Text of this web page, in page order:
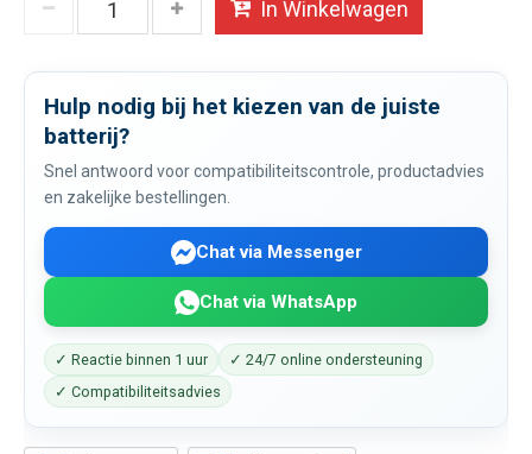
In Winkelwagen
Hulp nodig bij het kiezen van de juiste
batterij?
Snel antwoord voor compatibiliteitscontrole, productadvies
en zakelijke bestellingen.
Chat via Messenger
Chat via WhatsApp
✓ Reactie binnen 1 uur
✓ 24/7 online ondersteuning
✓ Compatibiliteitsadvies